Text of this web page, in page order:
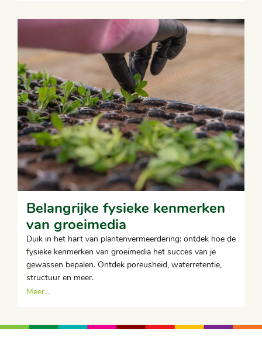
Belangrijke fysieke kenmerken
van groeimedia
Duik in het hart van plantenvermeerdering: ontdek hoe de
fysieke kenmerken van groeimedia het succes van je
gewassen bepalen. Ontdek poreusheid, waterretentie,
structuur en meer.
Meer...